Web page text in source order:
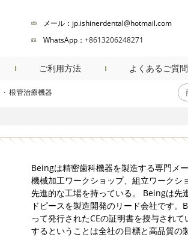
メール：jp.ishinerdental@hotmail.com
WhatsApp： +8613206248271
ご利用方法 よくあるご質問
· 根管治療機器商品検索
Beingは精密歯科機器を製造する専門メ
機械加工ワークショップ、組立ワークシ
先進的な工場を持っている。 Beingは先
ドピースを製造開発のリード会社です
って発行されたCEの証明書を授与され
するということは全社の目標と高品質の